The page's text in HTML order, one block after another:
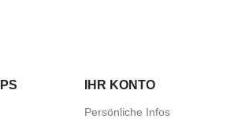
IHR KONTO
Persönliche Infos